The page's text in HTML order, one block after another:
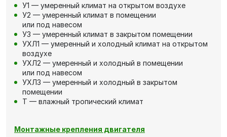
У1 — умеренный климат на открытом воздухе
У2 — умеренный климат в помещении
или под навесом
У3 — умеренный климат в закрытом помещении
УХЛ1 — умеренный и холодный климат на открытом
воздухе
УХЛ2 — умеренный и холодный в помещении
или под навесом
УХЛ3 — умеренный и холодный в закрытом
помещении
Т — влажный тропический климат
Монтажные крепления двигателя